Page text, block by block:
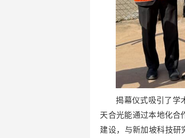
揭幕仪式吸引了学
天合光能通过本地化合
建设，与新加坡科技研